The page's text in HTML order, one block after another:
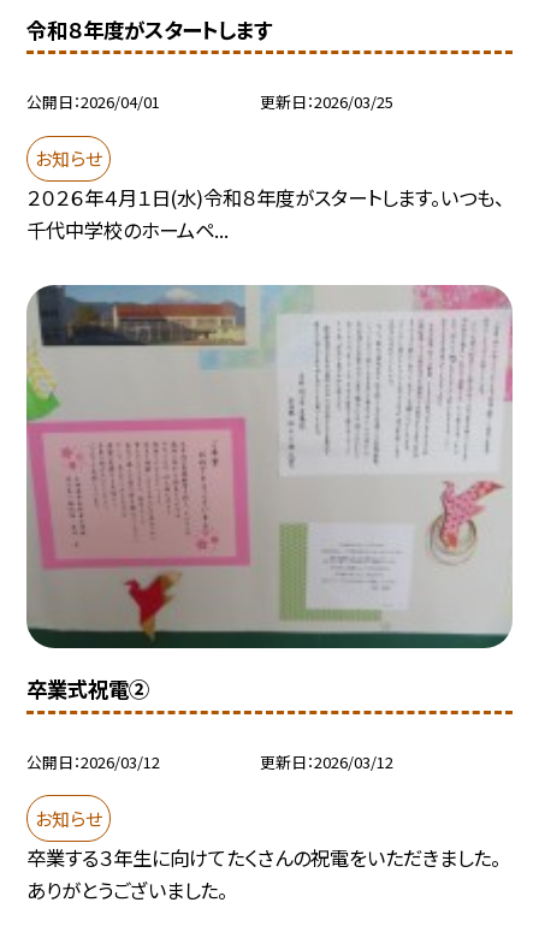
令和８年度がスタートします
公開日 2026/04/01 更新日 2026/03/25
お知らせ
２０２６年４月１日(水)令和８年度がスタートします。いつも、
千代中学校のホームペ...
卒業式祝電②
公開日 2026/03/12 更新日 2026/03/12
お知らせ
卒業する３年生に向けてたくさんの祝電をいただきました。
ありがとうございました。